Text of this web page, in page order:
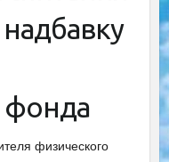
фонда
физического